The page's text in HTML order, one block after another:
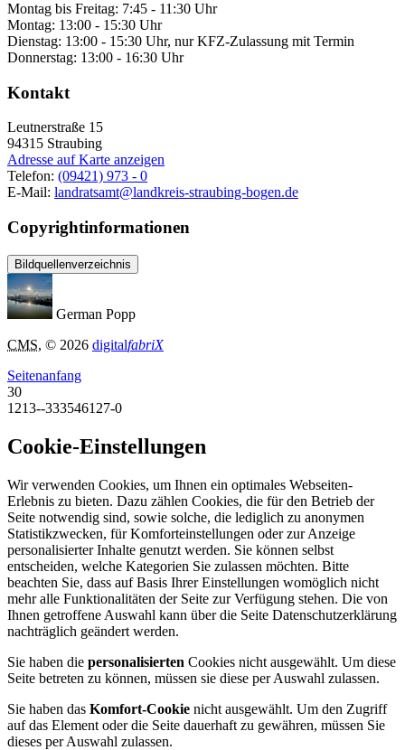
Montag bis Freitag: 7:45 - 11:30 Uhr
Montag: 13:00 - 15:30 Uhr
Dienstag: 13:00 - 15:30 Uhr, nur KFZ-Zulassung mit Termin
Donnerstag: 13:00 - 16:30 Uhr
Kontakt
Leutnerstraße 15
94315 Straubing
Adresse auf Karte anzeigen
Telefon: (09421) 973 - 0
E-Mail: landratsamt@landkreis-straubing-bogen.de
Copyrightinformationen
Bildquellenverzeichnis
German Popp
CMS, © 2026 digitalfabriX
Seitenanfang
30
1213--333546127-0
Cookie-Einstellungen
Wir verwenden Cookies, um Ihnen ein optimales Webseiten-
Erlebnis zu bieten. Dazu zählen Cookies, die für den Betrieb der
Seite notwendig sind, sowie solche, die lediglich zu anonymen
Statistikzwecken, für Komforteinstellungen oder zur Anzeige
personalisierter Inhalte genutzt werden. Sie können selbst
entscheiden, welche Kategorien Sie zulassen möchten. Bitte
beachten Sie, dass auf Basis Ihrer Einstellungen womöglich nicht
mehr alle Funktionalitäten der Seite zur Verfügung stehen. Die von
Ihnen getroffene Auswahl kann über die Seite Datenschutzerklärung
nachträglich geändert werden.
Sie haben die personalisierten Cookies nicht ausgewählt. Um diese
Seite betreten zu können, müssen sie diese per Auswahl zulassen.
Sie haben das Komfort-Cookie nicht ausgewählt. Um den Zugriff
auf das Element oder die Seite dauerhaft zu gewähren, müssen Sie
dieses per Auswahl zulassen.